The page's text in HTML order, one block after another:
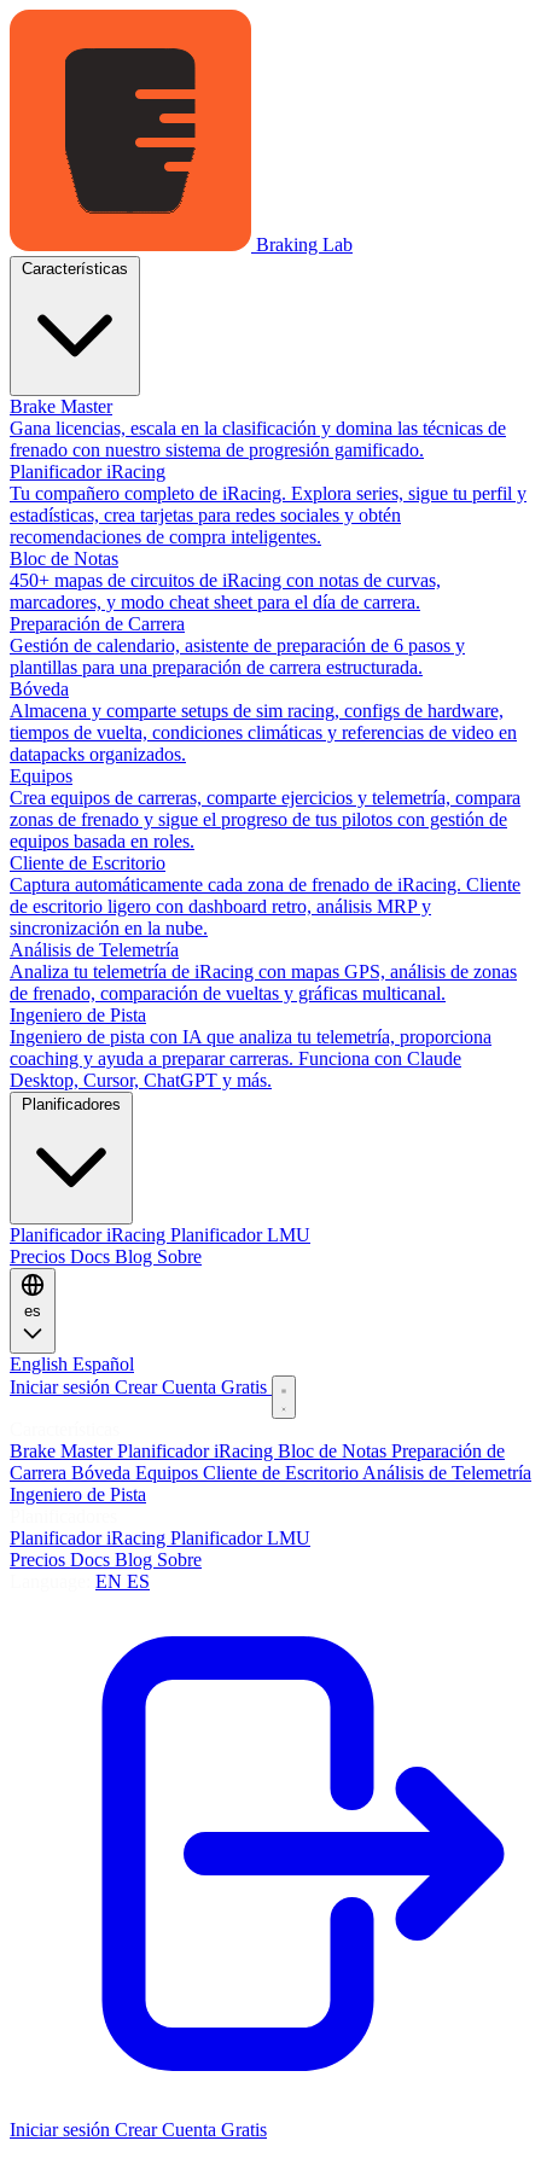
Braking Lab
Brake Master
Gana licencias, escala en la clasificación y domina las técnicas de
frenado con nuestro sistema de progresión gamificado.
Planificador iRacing
Tu compañero completo de iRacing. Explora series, sigue tu perfil y
estadísticas, crea tarjetas para redes sociales y obtén
recomendaciones de compra inteligentes.
Bloc de Notas
450+ mapas de circuitos de iRacing con notas de curvas,
marcadores, y modo cheat sheet para el día de carrera.
Preparación de Carrera
Gestión de calendario, asistente de preparación de 6 pasos y
plantillas para una preparación de carrera estructurada.
Bóveda
Almacena y comparte setups de sim racing, configs de hardware,
tiempos de vuelta, condiciones climáticas y referencias de video en
datapacks organizados.
Equipos
Crea equipos de carreras, comparte ejercicios y telemetría, compara
zonas de frenado y sigue el progreso de tus pilotos con gestión de
equipos basada en roles.
Cliente de Escritorio
Captura automáticamente cada zona de frenado de iRacing. Cliente
de escritorio ligero con dashboard retro, análisis MRP y
sincronización en la nube.
Análisis de Telemetría
Analiza tu telemetría de iRacing con mapas GPS, análisis de zonas
de frenado, comparación de vueltas y gráficas multicanal.
Ingeniero de Pista
Ingeniero de pista con IA que analiza tu telemetría, proporciona
coaching y ayuda a preparar carreras. Funciona con Claude
Desktop, Cursor, ChatGPT y más.
Planificador iRacing Planificador LMU
Precios Docs Blog Sobre
es
English Español
Iniciar sesión Crear Cuenta Gratis
Brake MasterPlanificador iRacing Bloc de Notas Preparación de
Carrera Bóveda Equipos Cliente de Escritorio Análisis de Telemetría
Ingeniero de Pista
Planificador iRacing Planificador LMU
Precios Docs Blog Sobre
EN ES
Iniciar sesión Crear Cuenta Gratis